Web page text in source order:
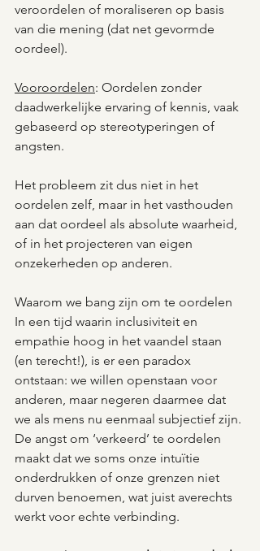
veroordelen of moraliseren op basis
van die mening (dat net gevormde
oordeel).
Vooroordelen: Oordelen zonder
daadwerkelijke ervaring of kennis, vaak
gebaseerd op stereotyperingen of
angsten.
Het probleem zit dus niet in het
oordelen zelf, maar in het vasthouden
aan dat oordeel als absolute waarheid,
of in het projecteren van eigen
onzekerheden op anderen.
Waarom we bang zijn om te oordelen
In een tijd waarin inclusiviteit en
empathie hoog in het vaandel staan
(en terecht!), is er een paradox
ontstaan: we willen openstaan voor
anderen, maar negeren daarmee dat
we als mens nu eenmaal subjectief zijn.
De angst om ‘verkeerd’ te oordelen
maakt dat we soms onze intuïtie
onderdrukken of onze grenzen niet
durven benoemen, wat juist averechts
werkt voor echte verbinding.